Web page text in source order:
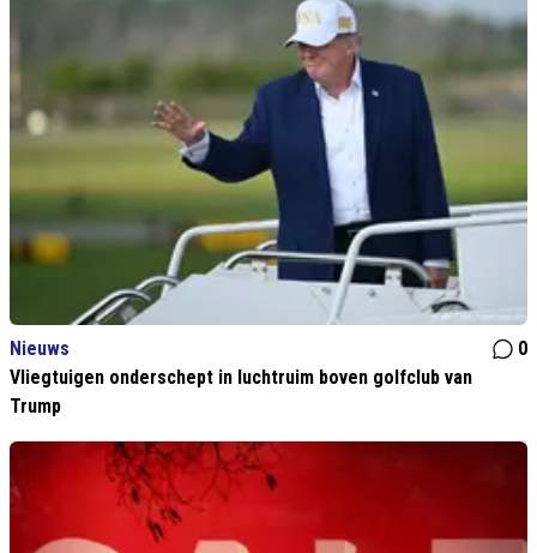
Nieuws
0
Vliegtuigen onderschept in luchtruim boven golfclub van
Trump